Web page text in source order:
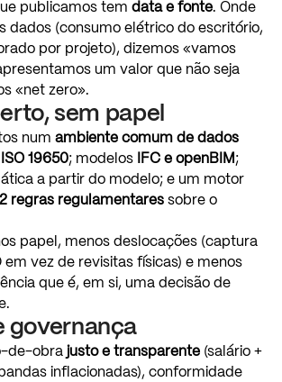
publicamos tem data e fonte. Onde
dados (consumo elétrico do escritório,
por projeto), dizemos «vamos
um valor que não seja
«net zero».
sem papel
num ambiente comum de dados
ISO 19650; modelos IFC e openBIM ;
a partir do modelo; e um motor
regras regulamentares sobre o
papel, menos deslocações (captura
em vez de revisitas físicas) e menos
que é, em si, uma decisão de
governança
de-obra justo e transparente (salário +
bandas inflacionadas), conformidade